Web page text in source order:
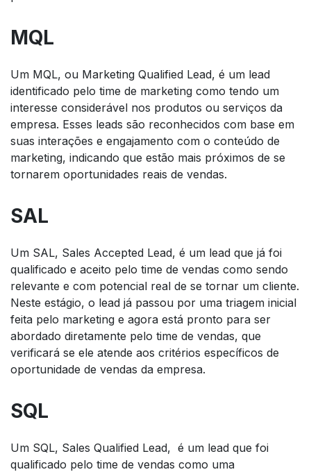
MQL
Um MQL, ou Marketing Qualified Lead, é um lead
identificado pelo time de marketing como tendo um
interesse considerável nos produtos ou serviços da
empresa. Esses leads são reconhecidos com base em
suas interações e engajamento com o conteúdo de
marketing, indicando que estão mais próximos de se
tornarem oportunidades reais de vendas.
SAL
Um SAL, Sales Accepted Lead, é um lead que já foi
qualificado e aceito pelo time de vendas como sendo
relevante e com potencial real de se tornar um cliente.
Neste estágio, o lead já passou por uma triagem inicial
feita pelo marketing e agora está pronto para ser
abordado diretamente pelo time de vendas, que
verificará se ele atende aos critérios específicos de
oportunidade de vendas da empresa.
SQL
Um SQL, Sales Qualified Lead, é um lead que foi
qualificado pelo time de vendas como uma